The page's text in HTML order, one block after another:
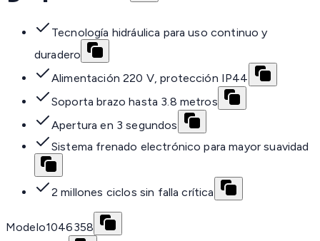
Tecnología hidráulica para uso continuo y
duradero
Alimentación 220 V, protección IP44
Soporta brazo hasta 3.8 metros
Apertura en 3 segundos
Sistema frenado electrónico para mayor suavidad
2 millones ciclos sin falla crítica
Modelo1046358